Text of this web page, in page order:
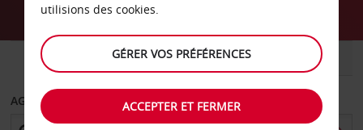
UTILITAIRE
AGENCE DE DÉPART
utilisions des cookies.
GÉRER VOS PRÉFÉRENCES
ACCEPTER ET FERMER